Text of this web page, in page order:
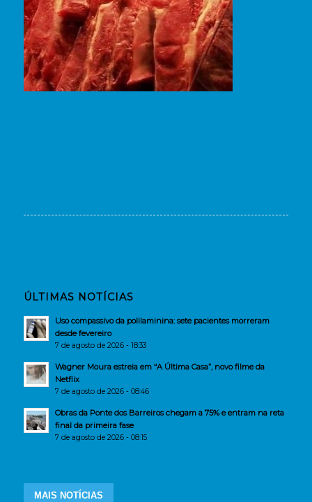
ÚLTIMAS NOTÍCIAS
Uso compassivo da polilaminina: sete pacientes morreram
desde fevereiro
7 de agosto de 2026 - 18:33
Wagner Moura estreia em “A Última Casa”, novo filme da
Netflix
7 de agosto de 2026 - 08:46
Obras da Ponte dos Barreiros chegam a 75% e entram na reta
final da primeira fase
7 de agosto de 2026 - 08:15
MAIS NOTÍCIAS